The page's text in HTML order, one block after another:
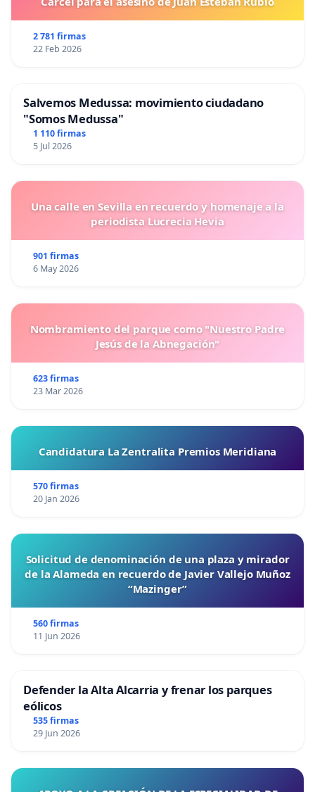
2 781 firmas
22 Feb 2026
Salvemos Medussa: movimiento ciudadano
"Somos Medussa"
1 110 firmas
5 Jul 2026
Una calle en Sevilla en recuerdo y homenaje a la
periodista Lucrecia Hevia
901 firmas
6 May 2026
Nombramiento del parque como "Nuestro Padre
Jesús de la Abnegación"
623 firmas
23 Mar 2026
Candidatura La Zentralita Premios Meridiana
570 firmas
20 Jan 2026
Solicitud de denominación de una plaza y mirador
de la Alameda en recuerdo de Javier Vallejo Muñoz
“Mazinger”
560 firmas
11 Jun 2026
Defender la Alta Alcarria y frenar los parques
eólicos
535 firmas
29 Jun 2026